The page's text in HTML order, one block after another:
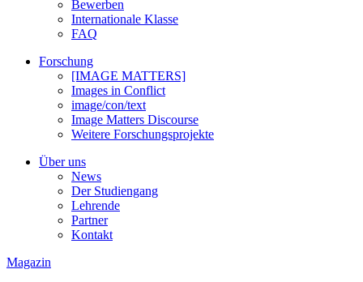
Bewerben
Internationale Klasse
FAQ
Forschung
[IMAGE MATTERS]
Images in Conflict
image/con/text
Image Matters Discourse
Weitere Forschungsprojekte
Über uns
News
Der Studiengang
Lehrende
Partner
Kontakt
Magazin